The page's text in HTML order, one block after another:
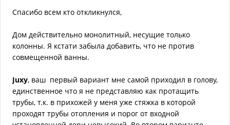
Спасибо всем кто откликнулся,
Дом действительно монолитный, несущие только
колонны. Я кстати забыла добавить, что не против
совмещенной ванны.
Juxy, ваш первый вариант мне самой приходил в голову,
единственное что я не представляю как протащить
трубы, т.к. в прихожей у меня уже стяжка в которой
проходят трубы отопления и порог от входной